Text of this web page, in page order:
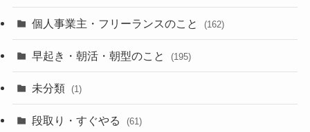
個人事業主・フリーランスのこと (162)
早起き・朝活・朝型のこと (195)
未分類 (1)
段取り・すぐやる (61)